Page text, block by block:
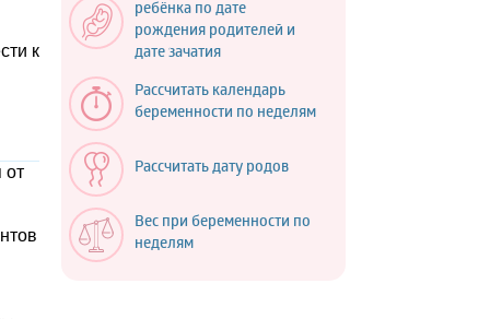
к
от
ребёнка по дате
рождения родителей и
дате зачатия
Рассчитать календарь
беременности по неделям
Рассчитать дату родов
Вес при беременности по
неделям